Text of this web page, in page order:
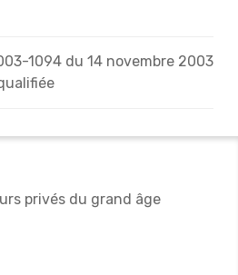
1094 du 14 novembre 2003